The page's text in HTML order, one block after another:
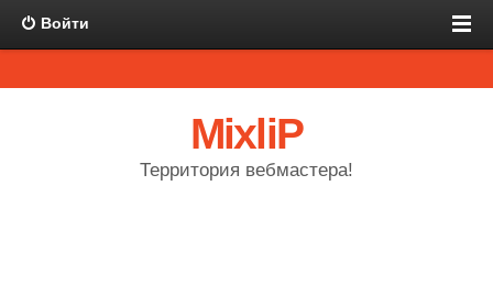
Войти
MixliP
Территория вебмастера!